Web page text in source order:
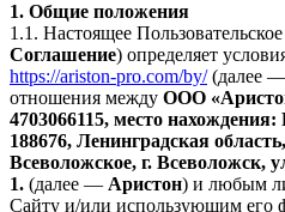
1. Общие положения
1.1. Настоящее
Соглашение) определяет
https://ariston-pro.com/by/(далее —
отношения между ООО
4703066115, место
188676, Ленинградская
Всеволожское, г. Всеволожск,
1. (далее — Аристон) и любым
Сайту и/или использующим его